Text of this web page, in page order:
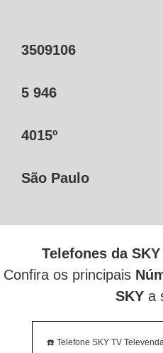
3509106
5 946
4015º
São Paulo
Telefones da SKY
Confira os principais
SKYa
☎️ Telefone SKY TV